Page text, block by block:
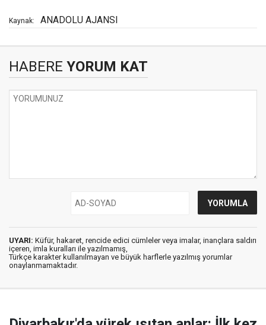
Kaynak: ANADOLU AJANSI
HABERE YORUM KAT
UYARI: Küfür, hakaret, rencide edici cümleler veya imalar, inançlara saldırı
içeren, imla kuralları ile yazılmamış,
Türkçe karakter kullanılmayan ve büyük harflerle yazılmış yorumlar
onaylanmamaktadır.